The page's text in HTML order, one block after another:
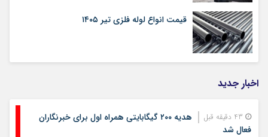
قیمت انواع لوله فلزی تیر ۱۴۰۵
اخبار جدید
هدیه ۲۰۰ گیگابایتی همراه اول برای خبرنگاران
فعال شد